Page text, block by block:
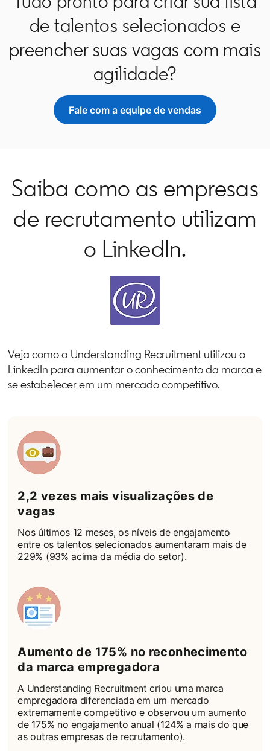
de talentos selecionados e
preencher suas vagas com mais
agilidade?
Fale com a equipe de vendas
Saiba como as empresas
de recrutamento utilizam
o LinkedIn.
Veja como a Understanding Recruitment utilizou o
LinkedIn para aumentar o conhecimento da marca e
se estabelecer em um mercado competitivo.
2,2 vezes mais visualizações de
vagas
Nos últimos 12 meses, os níveis de engajamento
entre os talentos selecionados aumentaram mais de
229% (93% acima da média do setor).
Aumento de 175% no reconhecimento
da marca empregadora
A Understanding Recruitment criou uma marca
empregadora diferenciada em um mercado
extremamente competitivo e observou um aumento
de 175% no engajamento anual (124% a mais do que
as outras empresas de recrutamento).